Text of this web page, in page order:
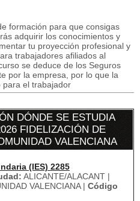
formación para que consigas
adquirir los conocimientos y
tu proyección profesional y
trabajadores afiliados al
se deduce de los Seguros
por la empresa, por lo que la
para el trabajador
DÓNDE SE ESTUDIA
FIDELIZACIÓN DE
VALENCIANA
(IES) 2285
ALICANTE/ALACANT |
VALENCIANA | Código